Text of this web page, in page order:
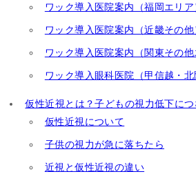
ワック導入医院案内（福岡エリア
ワック導入医院案内（近畿その他
ワック導入医院案内（関東その他
ワック導入眼科医院（甲信越・北
仮性近視とは？子どもの視力低下に
仮性近視について
子供の視力が急に落ちたら
近視と仮性近視の違い